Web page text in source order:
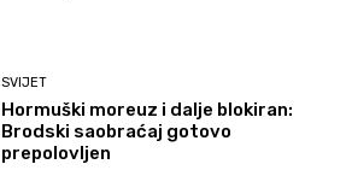
SVIJET
Hormuški moreuz i dalje blokiran:
Brodski saobraćaj gotovo
prepolovljen